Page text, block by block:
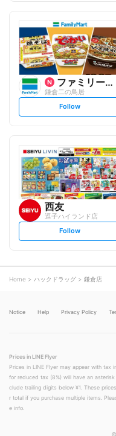
l
o
w
ファミリーマート
鎌倉二の鳥居
s
t
l
o
w
Follow
西友
逗子ハイランド店
s
t
o
w
Follow
Home ハックドラッグ 鎌倉店
Notice Help Privacy Policy
Prices in LINE Flyer
Prices in LINE Flyer may appear with
for reduced tax (8%) will have an
clude trailing digits below ¥1. These
r total if you purchase multiple items.
e info.
©